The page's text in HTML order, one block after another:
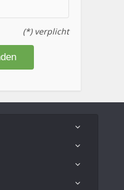
(*) verplicht